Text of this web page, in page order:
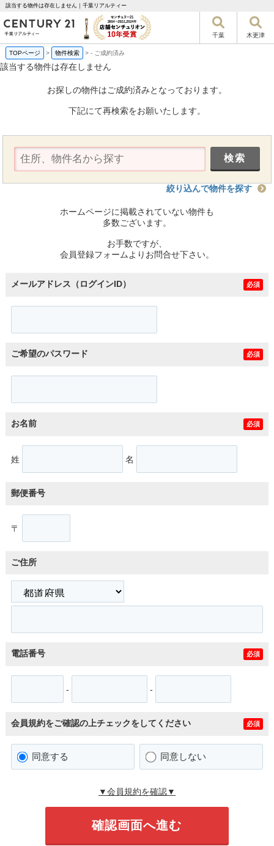
該当する物件は存在しません｜千葉リアルティー
千葉 木更津
TOPページ > 物件検索 >- ご成約済み
該当する物件は存在しません
お探しの物件はご成約済みとなっております。
下記にて再検索をお願いたします。
絞り込んで物件を探す
ホームページに掲載されていない物件も
多数ございます。
お手数ですが、
会員登録フォームよりお問合せ下さい。
メールアドレス（ログインID） 必須
ご希望のパスワード 必須
お名前 必須
姓 名
郵便番号
〒
ご住所
電話番号 必須
- -
会員規約をご確認の上チェックをしてください 必須
同意する 同意しない
▼会員規約を確認▼